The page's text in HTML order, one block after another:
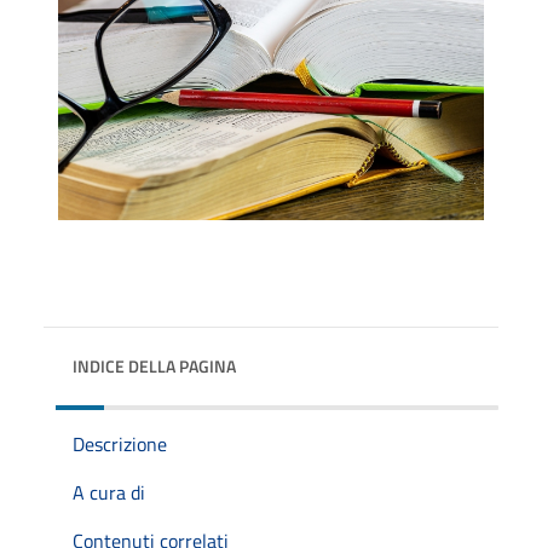
INDICE DELLA PAGINA
Descrizione
A cura di
Contenuti correlati